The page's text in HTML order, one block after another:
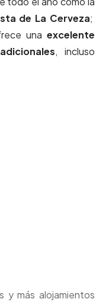
de La Cerveza;
una excelente
, incluso
y más alojamientos